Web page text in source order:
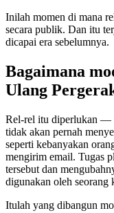
Inilah momen di mana
secara publik. Dan itu
dicapai era sebelumnya.
Bagaimana
Ulang
Rel-rel itu diperlukan —
tidak akan pernah
seperti kebanyakan
mengirim email. Tugas
tersebut dan
digunakan oleh seorang
Itulah yang dibangun